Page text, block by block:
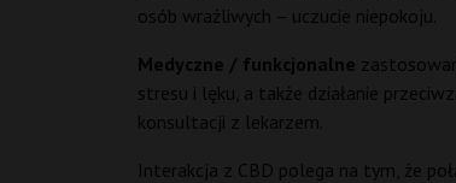
osób wrażliwych – uczucie niepokoju.
Medyczne / funkcjonalne
stresu i lęku, a także działanie
konsultacji z lekarzem.
Interakcja z CBD polega na tym, że